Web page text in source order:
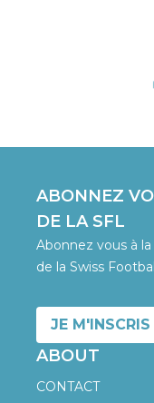
ABONNEZ
DE LA SFL
Abonnez vous à
de la Swiss
JE M'INSCRIS
ABOUT
CONTACT